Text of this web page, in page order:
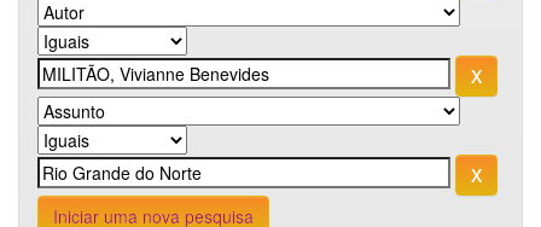
Iniciar uma nova pesquisa